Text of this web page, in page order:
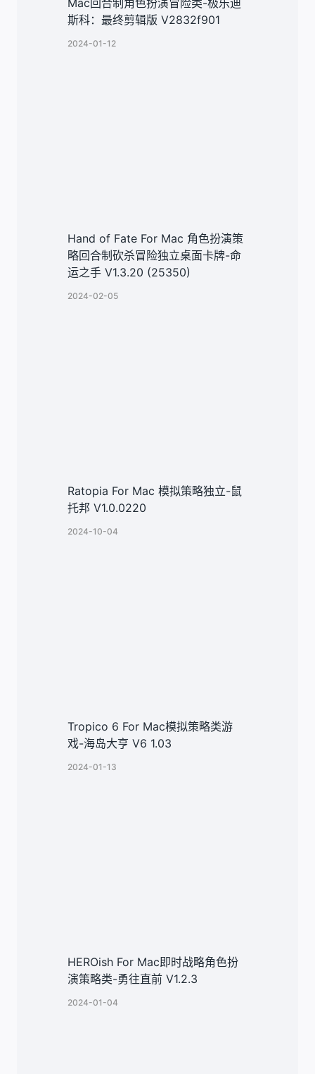
Mac回合制角色扮演冒险类-极乐迪
斯科：最终剪辑版 V2832f901
2024-01-12
Hand of Fate For Mac 角色扮演策
略回合制砍杀冒险独立桌面卡牌-命
运之手 V1.3.20 (25350)
2024-02-05
Ratopia For Mac 模拟策略独立-鼠
托邦 V1.0.0220
2024-10-04
Tropico 6 For Mac模拟策略类游
戏-海岛大亨 V6 1.03
2024-01-13
HEROish For Mac即时战略角色扮
演策略类-勇往直前 V1.2.3
2024-01-04